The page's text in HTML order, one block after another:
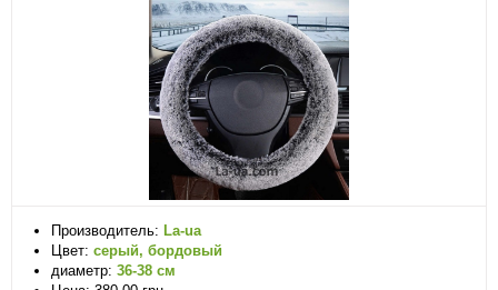
Производитель: La-ua
Цвет: серый, бордовый
диаметр: 36-38 см